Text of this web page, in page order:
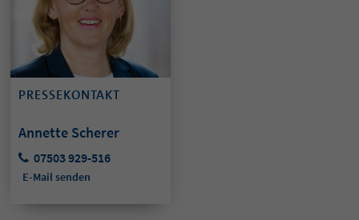
PRESSEKONTAKT
Annette Scherer
07503 929-516
E-Mail senden